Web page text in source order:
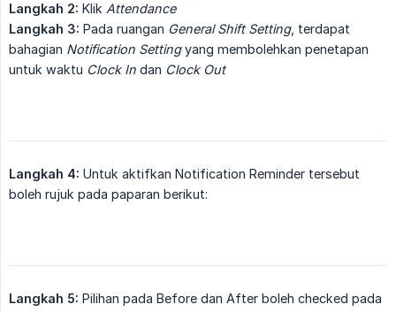
Langkah 2: Klik Attendance
Langkah 3: Pada ruangan General Shift Setting, terdapat
bahagian Notification Settingyang membolehkan penetapan
untuk waktu Clock In dan Clock Out
Langkah 4: Untuk aktifkan Notification Reminder tersebut
boleh rujuk pada paparan berikut:
Langkah 5: Pilihan pada Before dan After boleh checked pada